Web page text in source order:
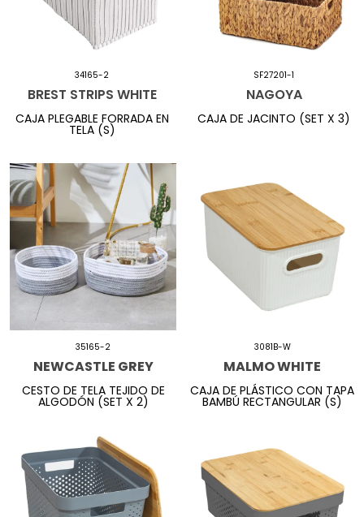
34165-2
BREST STRIPS WHITE
CAJA PLEGABLE FORRADA EN
TELA (S)
SF27201-1
NAGOYA
CAJA DE JACINTO (SET X 3)
35165-2
NEWCASTLE GREY
CESTO DE TELA TEJIDO DE
ALGODÓN (SET X 2)
3081B-W
MALMO WHITE
CAJA DE PLÁSTICO CON TAPA
BAMBÚ RECTANGULAR (S)